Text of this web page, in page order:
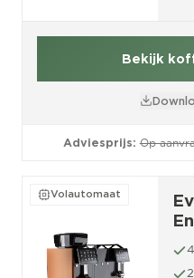
Bekijk
Adviesprijs: Op
Volautomaat